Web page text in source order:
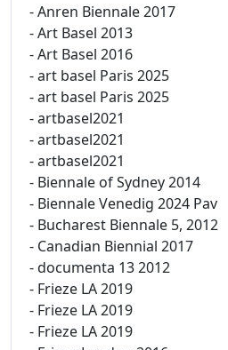
- Anren Biennale 2017
- Art Basel 2013
- Art Basel 2016
- art basel Paris 2025
- art basel Paris 2025
- artbasel2021
- artbasel2021
- artbasel2021
- Biennale of Sydney 2014
- Biennale Venedig 2024 Pav
- Bucharest Biennale 5, 2012
- Canadian Biennial 2017
- documenta 13 2012
- Frieze LA 2019
- Frieze LA 2019
- Frieze LA 2019